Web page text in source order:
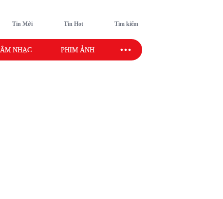
Tin Mới Tin Hot Tìm kiếm
ÂM NHẠC PHIM ẢNH SAO SPORT